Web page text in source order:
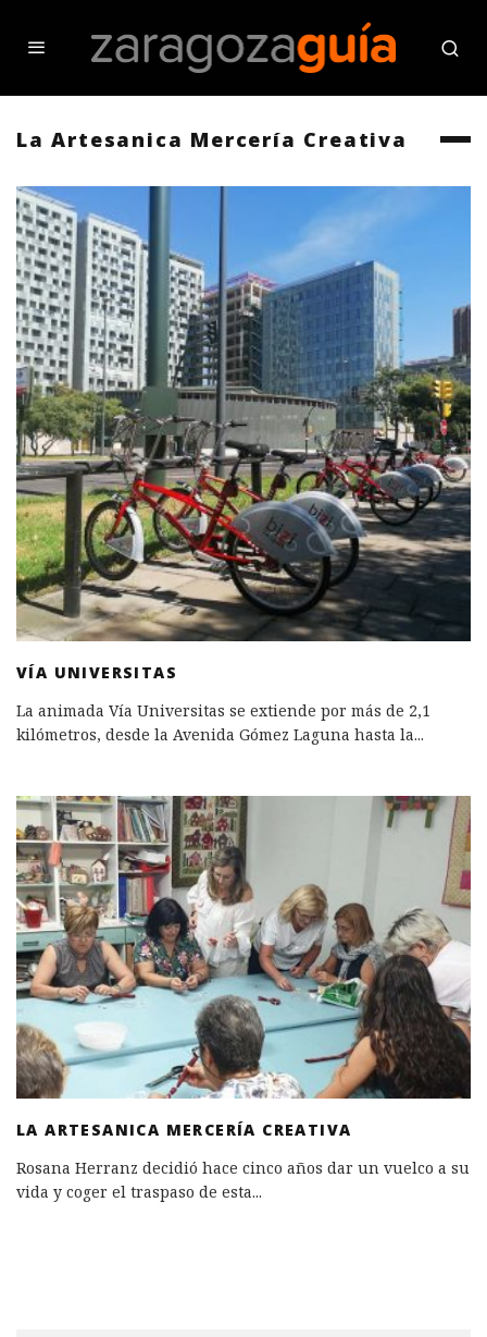
La Artesanica Mercería Creativa
VÍA UNIVERSITAS
La animada Vía Universitas se extiende por más de 2,1
kilómetros, desde la Avenida Gómez Laguna hasta la...
LA ARTESANICA MERCERÍA CREATIVA
Rosana Herranz decidió hace cinco años dar un vuelco a su
vida y coger el traspaso de esta...